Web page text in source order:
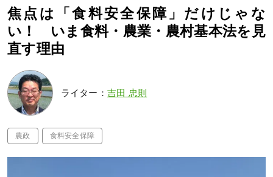
焦点は「食料安全保障」だけじゃな
い！ いま食料・農業・農村基本法を見
直す理由
ライター： 吉田 忠則
農政 食料安全保障